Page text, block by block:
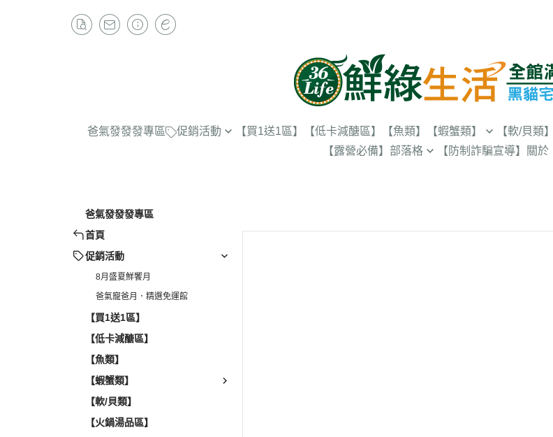
爸氣發發發專區 促銷活動 【買1送1區】 【低卡減醣區】 【魚類】 【蝦蟹類】 【軟/貝類】
【露營必備】 部落格 【防制詐騙宣導】 關於
爸氣發發發專區
首頁
促銷活動
8月盛夏鮮饗月
爸氣寵爸月．精選免運館
【買1送1區】
【低卡減醣區】
【魚類】
【蝦蟹類】
【軟/貝類】
【火鍋湯品區】